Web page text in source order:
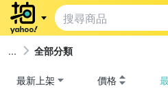
全部分類
最新上架 價格